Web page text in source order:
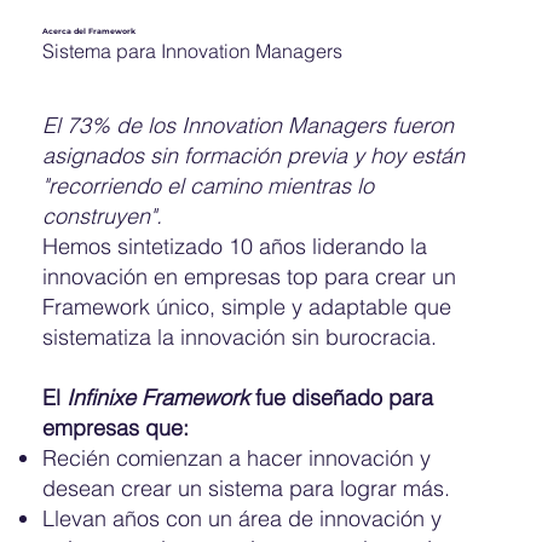
Sistema para Innovation Managers
Acerca del Framework
El 73% de los Innovation Managers fueron
asignados sin formación previa y hoy están
"recorriendo el camino mientras lo
construyen".
Hemos sintetizado 10 años liderando la
innovación en empresas top para crear un
Framework único, simple y adaptable que
sistematiza la innovación sin burocracia.
El Infinixe Frameworkfue diseñado para
empresas que:
Recién comienzan a hacer innovación y
desean crear un sistema para lograr más.
Llevan años con un área de innovación y